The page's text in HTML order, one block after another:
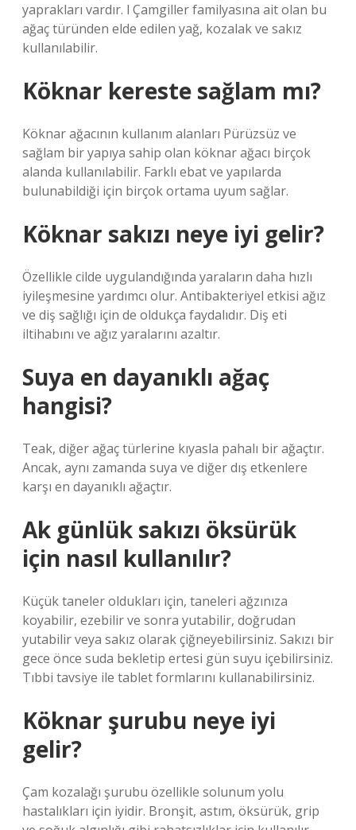
yaprakları vardır. l Çamgiller familyasına ait olan bu
ağaç türünden elde edilen yağ, kozalak ve sakız
kullanılabilir.
Köknar kereste sağlam mı?
Köknar ağacının kullanım alanları Pürüzsüz ve
sağlam bir yapıya sahip olan köknar ağacı birçok
alanda kullanılabilir. Farklı ebat ve yapılarda
bulunabildiği için birçok ortama uyum sağlar.
Köknar sakızı neye iyi gelir?
Özellikle cilde uygulandığında yaraların daha hızlı
iyileşmesine yardımcı olur. Antibakteriyel etkisi ağız
ve diş sağlığı için de oldukça faydalıdır. Diş eti
iltihabını ve ağız yaralarını azaltır.
Suya en dayanıklı ağaç
hangisi?
Teak, diğer ağaç türlerine kıyasla pahalı bir ağaçtır.
Ancak, aynı zamanda suya ve diğer dış etkenlere
karşı en dayanıklı ağaçtır.
Ak günlük sakızı öksürük
için nasıl kullanılır?
Küçük taneler oldukları için, taneleri ağzınıza
koyabilir, ezebilir ve sonra yutabilir, doğrudan
yutabilir veya sakız olarak çiğneyebilirsiniz. Sakızı bir
gece önce suda bekletip ertesi gün suyu içebilirsiniz.
Tıbbi tavsiye ile tablet formlarını kullanabilirsiniz.
Köknar şurubu neye iyi
gelir?
Çam kozalağı şurubu özellikle solunum yolu
hastalıkları için iyidir. Bronşit, astım, öksürük, grip